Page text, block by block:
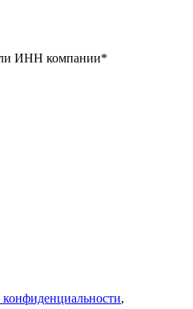
ИНН компании*
,